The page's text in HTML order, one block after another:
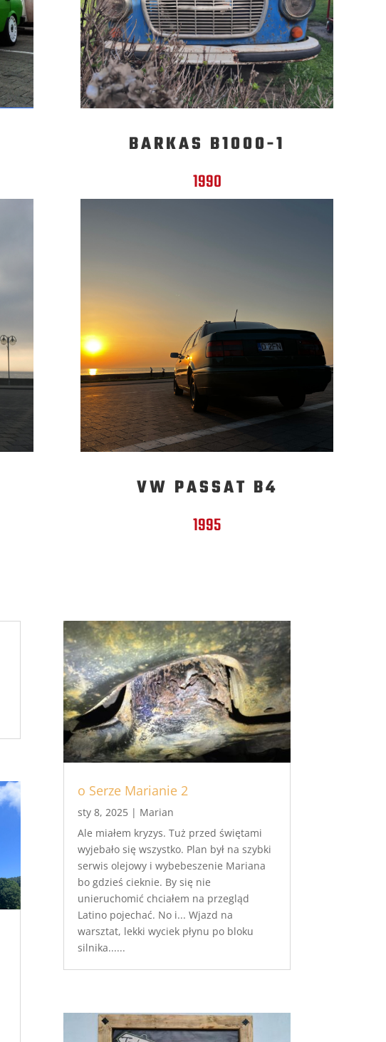
BARKAS B1000-1
1990
VW PASSAT B4
1995
o Serze Marianie 2
sty 8, 2025| Marian
Ale miałem kryzys. Tuż przed świętami
wyjebało się wszystko. Plan był na szybki
serwis olejowy i wybebeszenie Mariana
bo gdzieś cieknie. By się nie
unieruchomić chciałem na przegląd
Latino pojechać. No i... Wjazd na
warsztat, lekki wyciek płynu po bloku
silnika......